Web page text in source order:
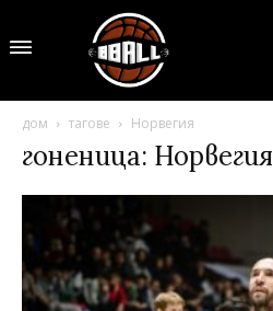
дом тагове Норвегия
гоненица: Норвегия